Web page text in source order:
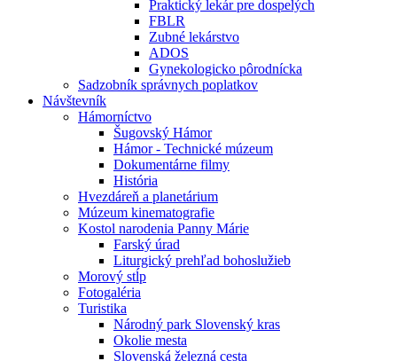
Praktický lekár pre dospelých
FBLR
Zubné lekárstvo
ADOS
Gynekologicko pôrodnícka
Sadzobník správnych poplatkov
Návštevník
Hámorníctvo
Šugovský Hámor
Hámor - Technické múzeum
Dokumentárne filmy
História
Hvezdáreň a planetárium
Múzeum kinematografie
Kostol narodenia Panny Márie
Farský úrad
Liturgický prehľad bohoslužieb
Morový stĺp
Fotogaléria
Turistika
Národný park Slovenský kras
Okolie mesta
Slovenská železná cesta